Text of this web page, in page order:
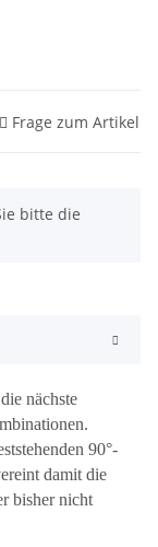
Frage zum Artikel
bitte die
nächste
90°-
damit die
bisher nicht